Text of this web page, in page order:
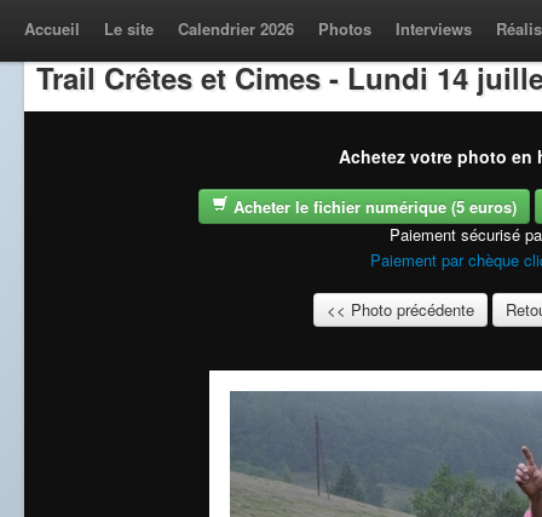
Accueil Le site Calendrier 2026 Photos Interviews
Trail Crêtes et Cimes - Lundi 14
Achetez votre photo en
Acheter le fichier numérique (5 euros)
Paiement sécurisé
Paiement par chèque
<< Photo précédente